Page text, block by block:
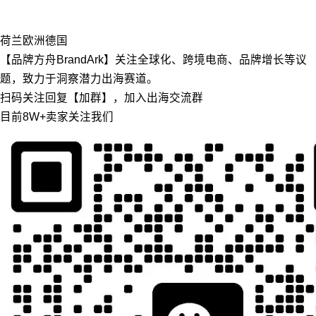
荷兰 欧洲德国
【品牌方舟BrandArk】关注全球化、跨境电商、品牌增长等议
题，致力于洞察潜力出海赛道。
扫码关注回复【加群】，加入出海交流群
目前8W+卖家关注我们